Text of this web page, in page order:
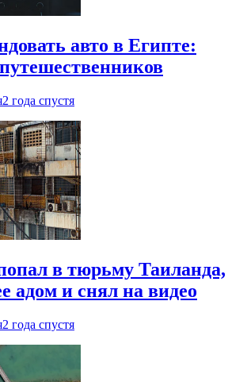
авто в Египте:
2 года спустя
в тюрьму Таиланда,
адом и снял на видео
2 года спустя